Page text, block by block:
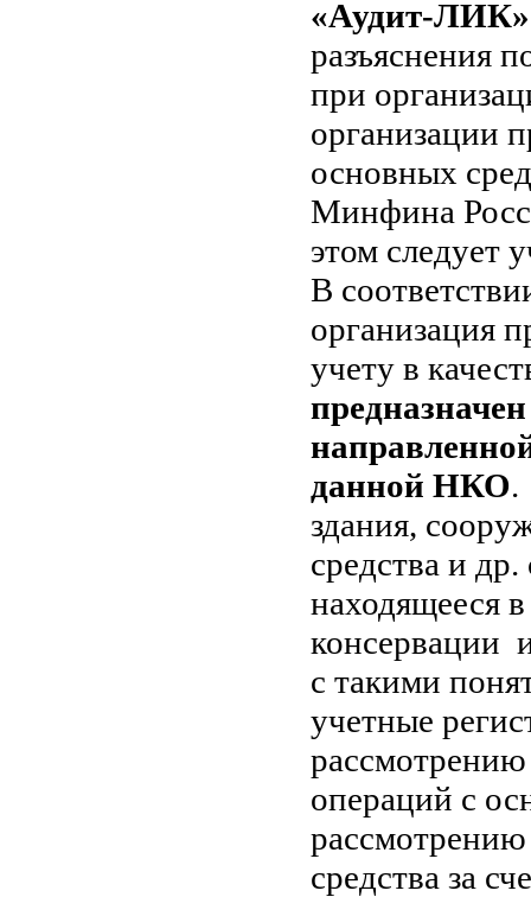
«Аудит-ЛИК»
разъяснения
при
организации
основных
Минфина
этом следует
В
организация
учету в
данной НКО.
здания,
средства и
находящееся в
консервации
с такими
учетные
операций с
средства за